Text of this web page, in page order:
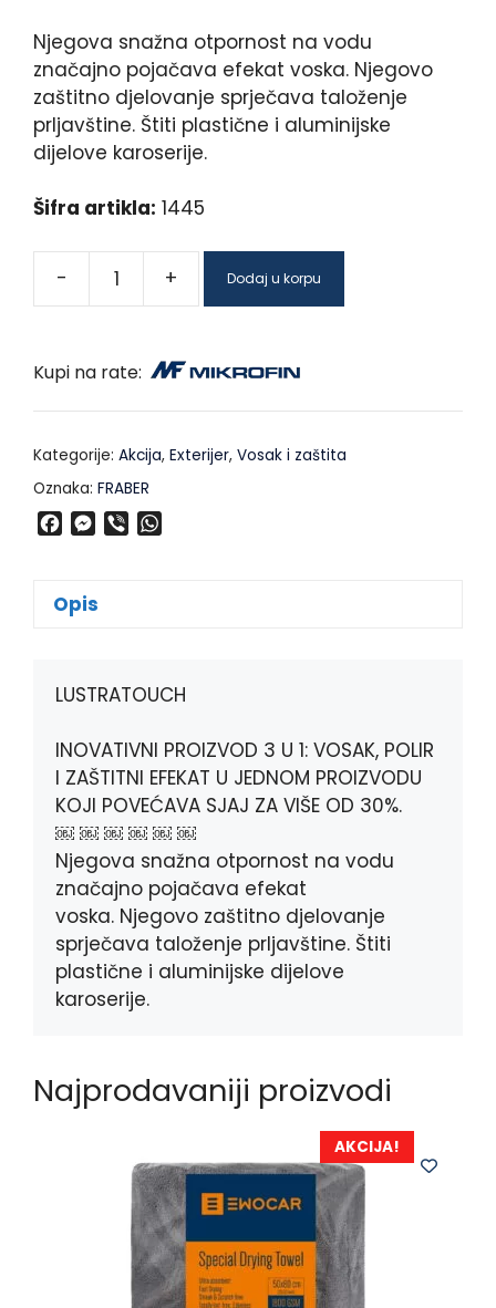
Njegova snažna otpornost na vodu
značajno pojačava efekat voska. Njegovo
zaštitno djelovanje sprječava taloženje
prljavštine. Štiti plastične i aluminijske
dijelove karoserije.
Šifra artikla: 1445
- + Dodaj u korpu
Kupi na rate:
Kategorije: Akcija, Exterijer, Vosak i zaštita
Oznaka: FRABER
e
b
k
M
s
e
p
Opis
LUSTRATOUCH
INOVATIVNI PROIZVOD 3 U 1: VOSAK, POLIR
I ZAŠTITNI EFEKAT U JEDNOM PROIZVODU
KOJI POVEĆAVA SJAJ ZA VIŠE OD 30%.
￼ ￼ ￼ ￼ ￼ ￼
Njegova snažna otpornost na vodu
značajno pojačava efekat
voska. Njegovo zaštitno djelovanje
sprječava taloženje prljavštine. Štiti
plastične i aluminijske dijelove
karoserije.
Najprodavaniji proizvodi
AKCIJA!